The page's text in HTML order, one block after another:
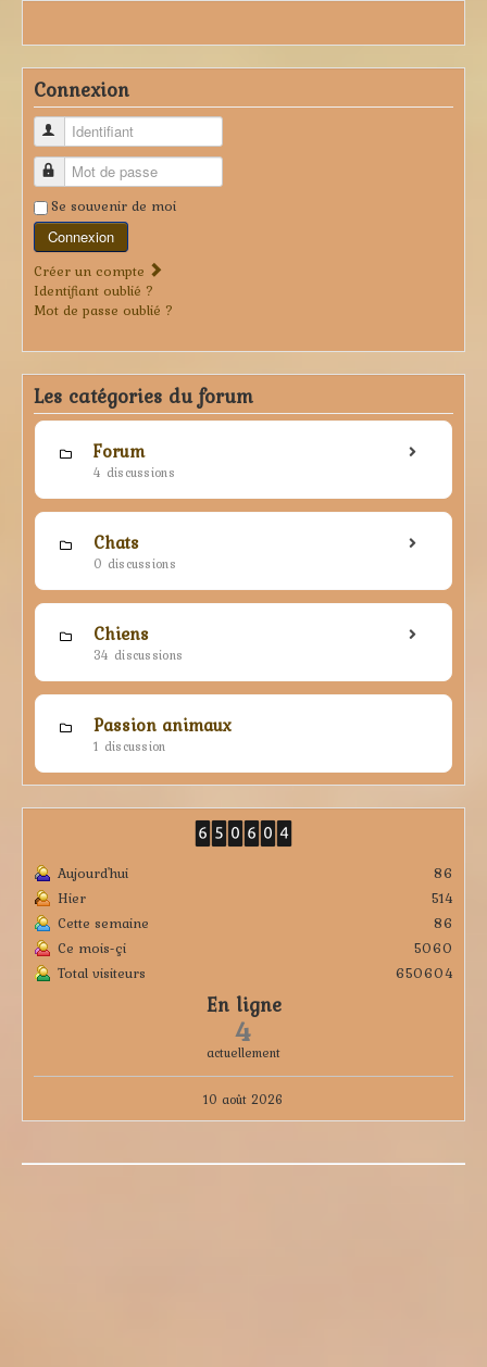
Connexion
Identifiant
Mot de passe
Se souvenir de moi
Connexion
Créer un compte
Identifiant oublié ?
Mot de passe oublié ?
Les catégories du forum
Forum
4 discussions
Chats
0 discussions
Chiens
34 discussions
Passion animaux
1 discussion
Aujourd'hui
86
Hier
514
Cette semaine
86
Ce mois-çi
5060
Total visiteurs
650604
En ligne
4
actuellement
10 août 2026